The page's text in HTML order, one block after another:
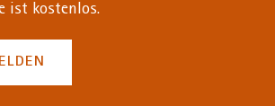
ist kostenlos.